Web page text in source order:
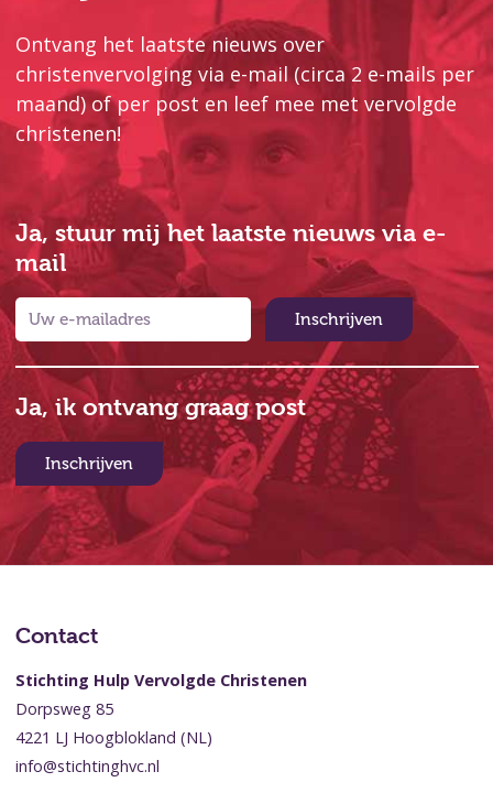
Ontvang het laatste nieuws over
christenvervolging via e-mail (circa 2 e-mails per
maand) of per post en leef mee met vervolgde
christenen!
Ja, stuur mij het laatste nieuws via e-
mail
Inschrijven
Ja, ik ontvang graag post
Inschrijven
Contact
Stichting Hulp Vervolgde Christenen
Dorpsweg 85
4221 LJ Hoogblokland (NL)
info@stichtinghvc.nl